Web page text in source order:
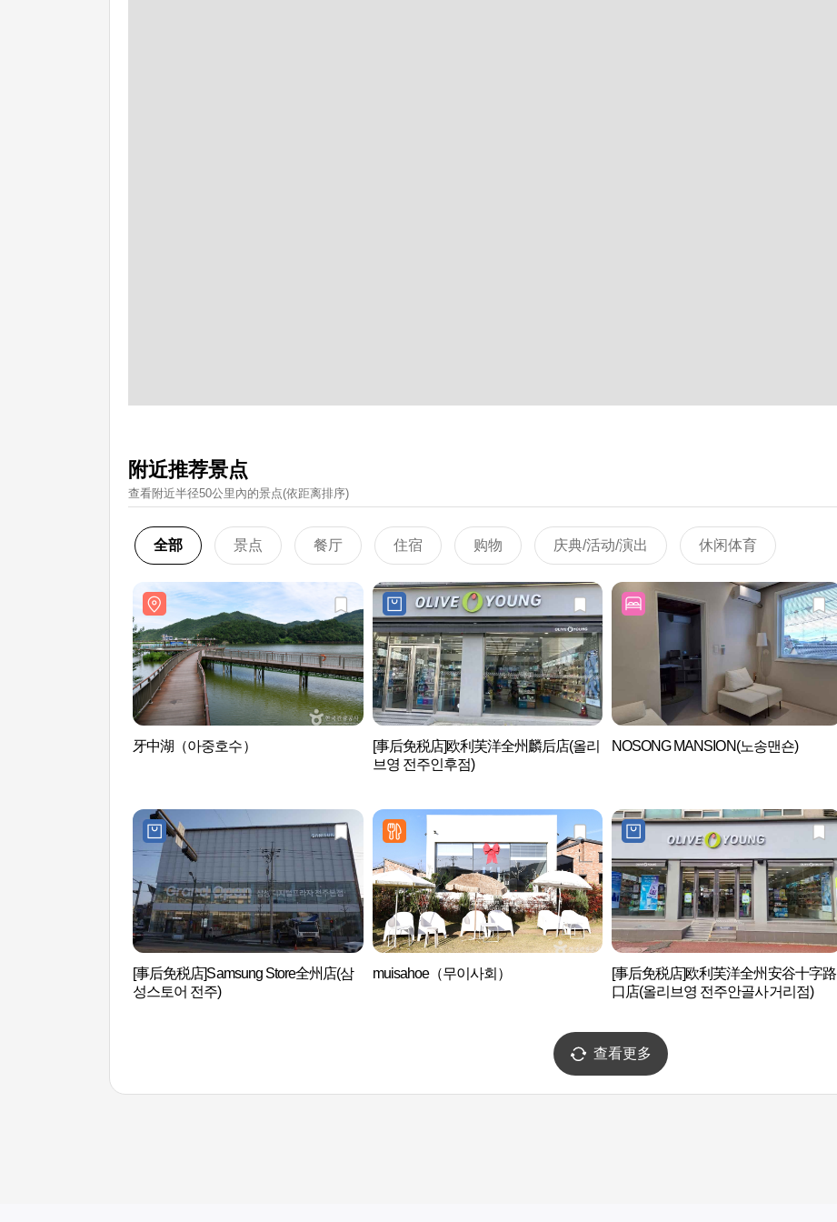
附近推荐景点
查看附近半径50公里內的景点(依距离排序)
全部 景点 餐厅 住宿 购物 庆典/活动/演出 休闲体育
牙中湖（아중호수）
[事后免税店]欧利芙洋全州麟后店(올리
브영 전주인후점)
NOSONG MANSION(노송맨숀)
[事后免税店]Samsung Store全州店(삼
성스토어 전주)
muisahoe（무이사회）
[事后免税店]欧利芙洋全州安谷十字路
口店(올리브영 전주안골사거리점)
查看更多